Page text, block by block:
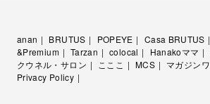
anan BRUTUS POPEYE Casa BRUTUS
&Premium
Tarzan colocal Hanakoママ
クウネル・サロン
こここ MCS マガジン
Privacy Policy